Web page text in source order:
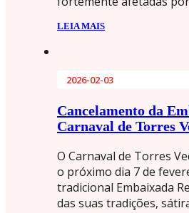
LEIA MAIS
2026-02-03
Cancelamento da
Carnaval de Torres
O Carnaval de Torres
o próximo dia 7 de
tradicional Embaixada
das suas tradições,